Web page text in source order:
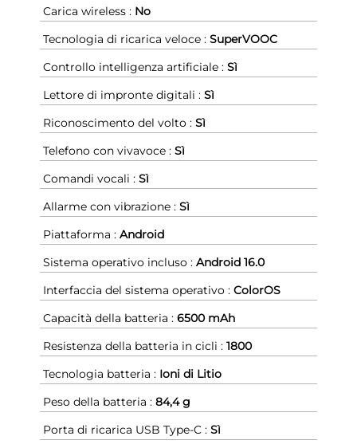
Carica wireless : No
Tecnologia di ricarica veloce : SuperVOOC
Controllo intelligenza artificiale : Sì
Lettore di impronte digitali : Sì
Riconoscimento del volto : Sì
Telefono con vivavoce : Sì
Comandi vocali : Sì
Allarme con vibrazione : Sì
Piattaforma : Android
Sistema operativo incluso : Android 16.0
Interfaccia del sistema operativo : ColorOS
Capacità della batteria : 6500 mAh
Resistenza della batteria in cicli : 1800
Tecnologia batteria : Ioni di Litio
Peso della batteria : 84,4 g
Porta di ricarica USB Type-C : Sì